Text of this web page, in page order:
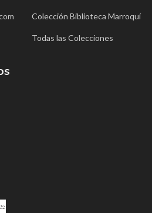
Colección Biblioteca Marroquí
Todas las Colecciones